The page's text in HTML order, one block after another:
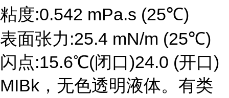
粘度:0.542 mPa.s (25℃)
表面张力:25.4 mN/m (25℃)
闪点:15.6℃(闭口)24.0 (开口)
MIBk，无色透明液体。有类